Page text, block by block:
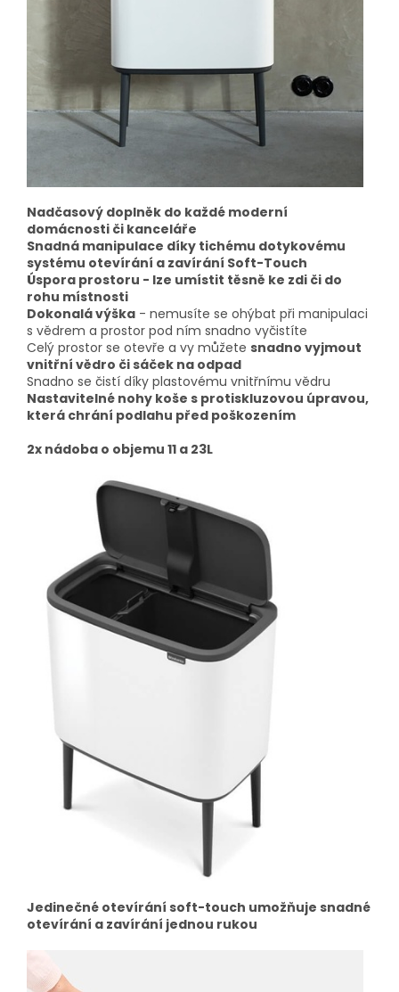
Nadčasový doplněk do každé moderní
domácnosti či kanceláře
Snadná manipulace díky tichému dotykovému
systému otevírání a zavírání Soft-Touch
Úspora prostoru - lze umístit těsně ke zdi či do
rohu místnosti
Dokonalá výška - nemusíte se ohýbat při manipulaci
s vědrem a prostor pod ním snadno vyčistíte
Celý prostor se otevře a vy můžete snadno vyjmout
vnitřní vědro či sáček na odpad
Snadno se čistí díky plastovému vnitřnímu vědru
Nastavitelné nohy koše s protiskluzovou úpravou,
která chrání podlahu před poškozením
2x nádoba o objemu 11 a 23L
Jedinečné otevírání soft-touch umožňuje snadné
otevírání a zavírání jednou rukou